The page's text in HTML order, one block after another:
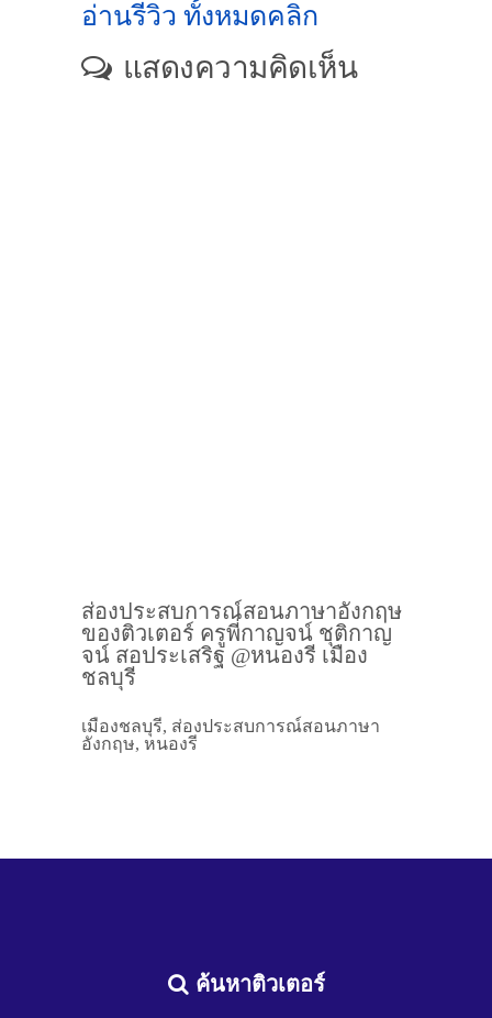
อ่านรีวิว ทั้งหมดคลิก
แสดงความคิดเห็น
ส่องประสบการณ์สอนภาษาอังกฤษ
ของติวเตอร์ ครูพี่กาญจน์ ชุติกาญ
จน์ สอประเสริฐ @หนองรี เมือง
ชลบุรี
เมืองชลบุรี, ส่องประสบการณ์สอนภาษา
อังกฤษ, หนองรี
ค้นหาติวเตอร์